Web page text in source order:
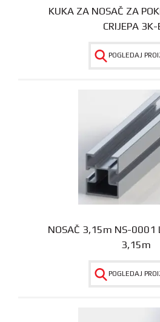
KUKA ZA NOSAČ ZA
CRIJEPA 3K-
POGLEDAJ
NOSAČ 3,15m NS-
3,15m
POGLEDAJ